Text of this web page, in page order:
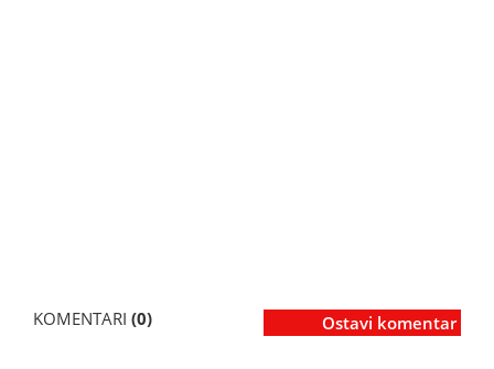
KOMENTARI (0) Ostavi komentar